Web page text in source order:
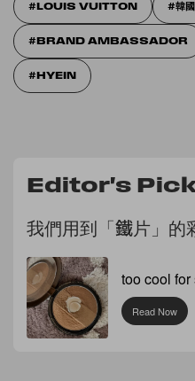
LOUIS VUITTON 韓
BRAND AMBASSADOR
HYEIN
Editor's
我們用到「鐵片」的
too cool
Read Now